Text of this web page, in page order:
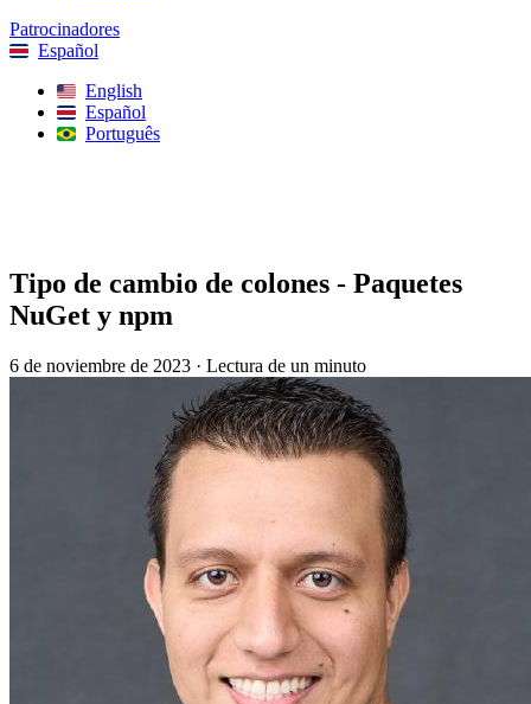
Patrocinadores
Español
English
Español
Português
Tipo de cambio de colones - Paquetes
NuGet y npm
6 de noviembre de 2023 · Lectura de un minuto